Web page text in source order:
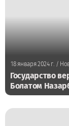
18 января 2024 г./
Государство
Болатом